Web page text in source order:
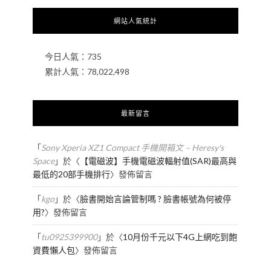
網站人氣統計
今日人氣： 735
累計人氣： 78,022,498
最新留言
「Sony Xperia XZ1 Compact 手機開箱文 – Heresy's
Space」於〈 【電磁波】手機電磁波輻射值(SAR)最高與
最低的20部手機排行〉發佈留言
「kgo」於〈臉書開始言論管制嗎 ? 臉書帳號為何被停
用?〉發佈留言
「tu0925399900」於〈10月份千元以下4G上網吃到飽
資費懶人包〉發佈留言